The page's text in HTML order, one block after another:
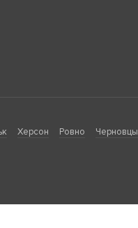
Херсон Ровно
Черновцы